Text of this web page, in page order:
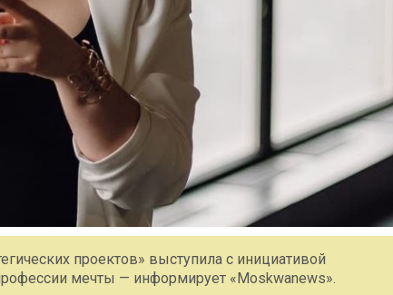
проектов» выступила с инициативой
мечты — информирует «Moskwanews».